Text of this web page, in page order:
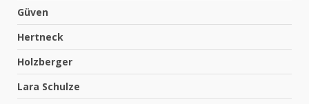
Güven
Hertneck
Holzberger
Lara Schulze